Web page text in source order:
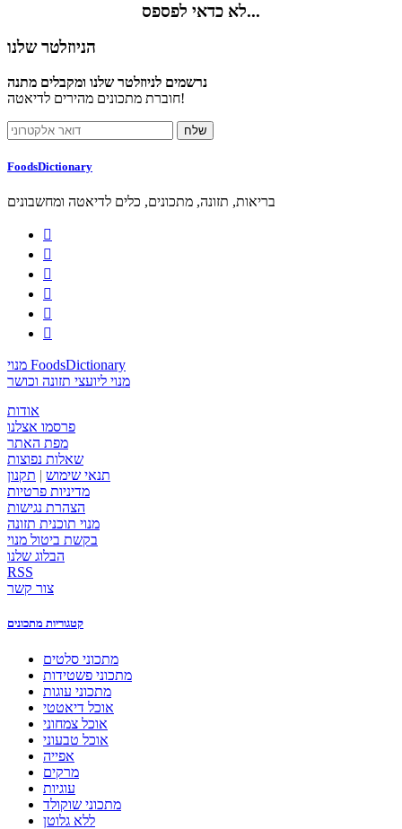
לא כדאי לפספס...
הניוזלטר שלנו
נרשמים לניוזלטר שלנו ומקבלים מתנה
חוברת מתכונים מהירים לדיאטה!
FoodsDictionary
בריאות, תזונה, מתכונים, כלים לדיאטה ומחשבונים






מנוי FoodsDictionary
מנוי ליועצי תזונה וכושר
אודות
פרסמו אצלנו
מפת האתר
שאלות נפוצות
תנאי שימוש | תקנון
מדיניות פרטיות
הצהרת נגישות
מנוי תוכנית תזונה
בקשת ביטול מנוי
הבלוג שלנו
RSS
צור קשר
קטגוריות מתכונים
מתכוני סלטים
מתכוני פשטידות
מתכוני עוגות
אוכל דיאטטי
אוכל צמחוני
אוכל טבעוני
אפייה
מרקים
עוגיות
מתכוני שוקולד
ללא גלוטן